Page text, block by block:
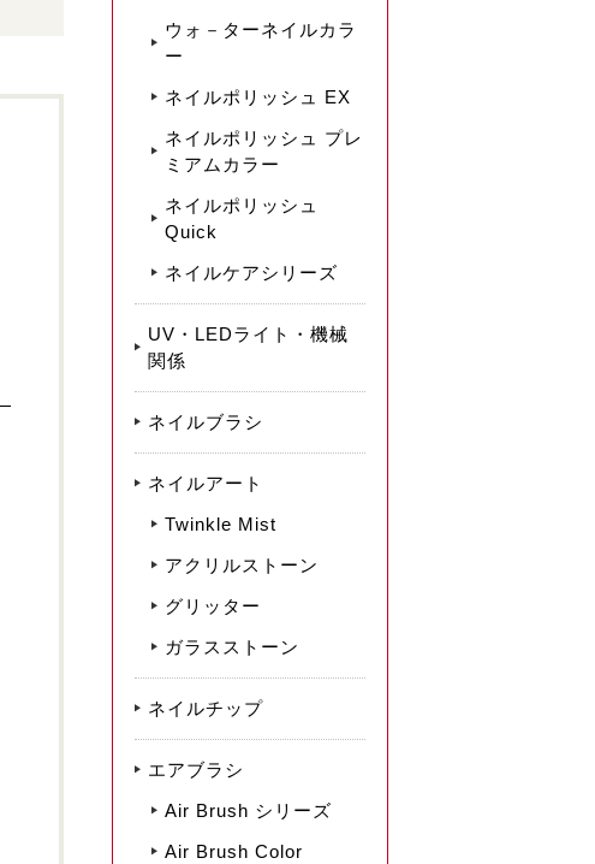
ウォ－ターネイルカラ
ー
ネイルポリッシュ EX
ネイルポリッシュ プレ
ミアムカラー
ネイルポリッシュ
Quick
ネイルケアシリーズ
UV・LEDライト・機械
関係
ネイルブラシ
ネイルアート
Twinkle Mist
アクリルストーン
グリッター
ガラスストーン
ネイルチップ
エアブラシ
Air Brush シリーズ
Air Brush Color